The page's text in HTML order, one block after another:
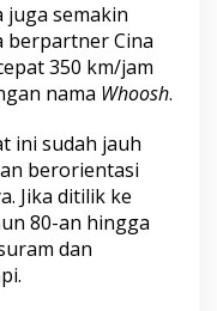
semakin
berpartner Cina
350 km/jam
nama Whoosh.
ini sudah jauh
berorientasi
Jika ditilik ke
80-an hingga
dan